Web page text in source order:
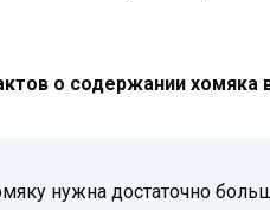
о содержании хомяка
нужна достаточно